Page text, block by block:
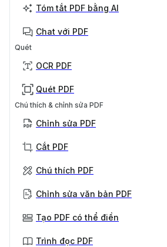
Tóm tắt PDF bằng AI
Chat với PDF
Quét
OCR PDF
Quét PDF
Chú thích & chỉnh sửa PDF
Chỉnh sửa PDF
Cắt PDF
Chú thích PDF
Chỉnh sửa văn bản PDF
Tạo PDF có thể điền
Trình đọc PDF